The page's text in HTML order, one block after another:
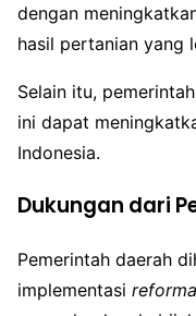
dengan
hasil pertanian yang
Selain itu,
ini dapat
Indonesia.
Dukungan dari
Pemerintah daerah
implementasi